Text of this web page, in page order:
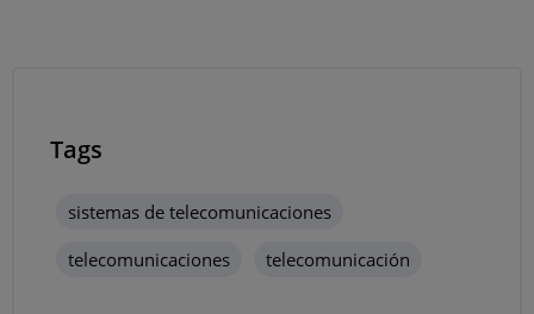
Tags
sistemas de telecomunicaciones
telecomunicaciones
telecomunicación